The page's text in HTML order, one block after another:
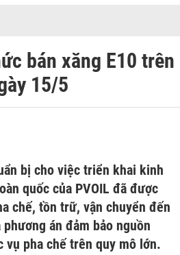
bán xăng E10 trên
15/5
bị cho việc triển khai kinh
quốc của PVOIL đã được
chế, tồn trữ, vận chuyển đến
án đảm bảo nguồn
vụ pha chế trên quy mô lớn.